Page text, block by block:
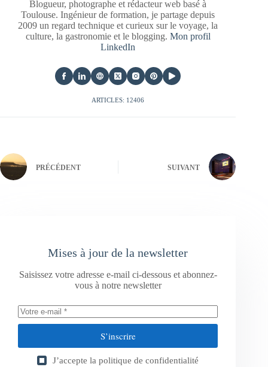
Blogueur, photographe et rédacteur web basé à
Toulouse. Ingénieur de formation, je partage depuis
2009 un regard technique et curieux sur le voyage, la
culture, la gastronomie et le blogging. Mon profil
LinkedIn
ARTICLES: 12406
PRÉCÉDENT SUIVANT
Mises à jour de la newsletter
Saisissez votre adresse e-mail ci-dessous et abonnez-
vous à notre newsletter
S’inscrire
J’accepte la politique de confidentialité